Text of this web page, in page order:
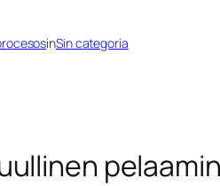
inSin categoría